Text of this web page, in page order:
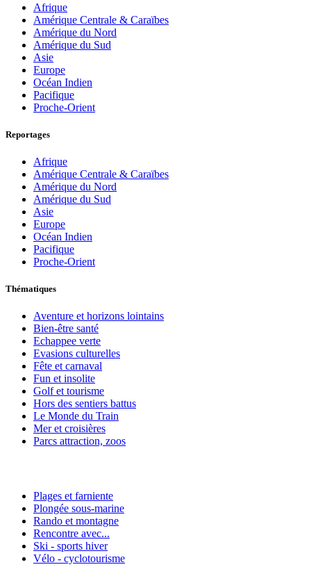
Afrique
Amérique Centrale & Caraïbes
Amérique du Nord
Amérique du Sud
Asie
Europe
Océan Indien
Pacifique
Proche-Orient
Reportages
Afrique
Amérique Centrale & Caraïbes
Amérique du Nord
Amérique du Sud
Asie
Europe
Océan Indien
Pacifique
Proche-Orient
Thématiques
Aventure et horizons lointains
Bien-être santé
Echappee verte
Evasions culturelles
Fête et carnaval
Fun et insolite
Golf et tourisme
Hors des sentiers battus
Le Monde du Train
Mer et croisières
Parcs attraction, zoos
Plages et farniente
Plongée sous-marine
Rando et montagne
Rencontre avec...
Ski - sports hiver
Vélo - cyclotourisme